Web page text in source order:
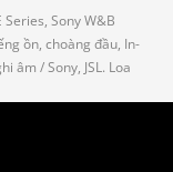
Series, Sony W&B
ồn, choàng đầu, In-
âm / Sony, JSL. Loa